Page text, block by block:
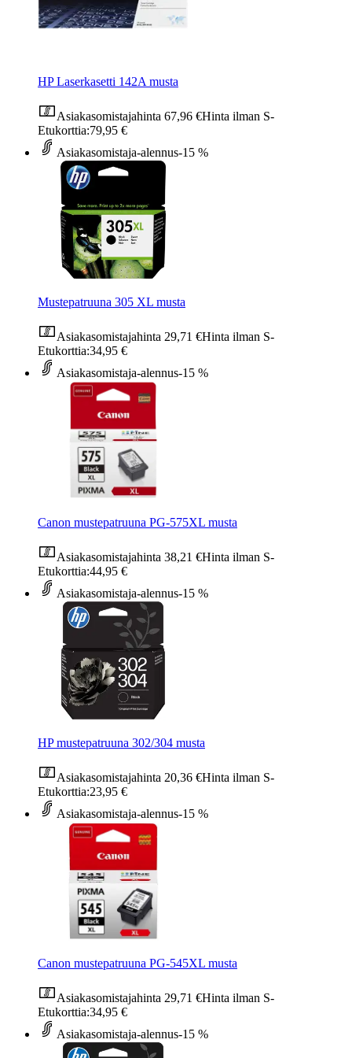
HP Laserkasetti 142A musta
Asiakasomistajahinta 67,96 €Hinta ilman S-
Etukorttia:79,95 €
Asiakasomistaja-alennus-15 %
Mustepatruuna 305 XL musta
Asiakasomistajahinta 29,71 €Hinta ilman S-
Etukorttia:34,95 €
Asiakasomistaja-alennus-15 %
Canon mustepatruuna PG-575XL musta
Asiakasomistajahinta 38,21 €Hinta ilman S-
Etukorttia:44,95 €
Asiakasomistaja-alennus-15 %
HP mustepatruuna 302/304 musta
Asiakasomistajahinta 20,36 €Hinta ilman S-
Etukorttia:23,95 €
Asiakasomistaja-alennus-15 %
Canon mustepatruuna PG-545XL musta
Asiakasomistajahinta 29,71 €Hinta ilman S-
Etukorttia:34,95 €
Asiakasomistaja-alennus-15 %